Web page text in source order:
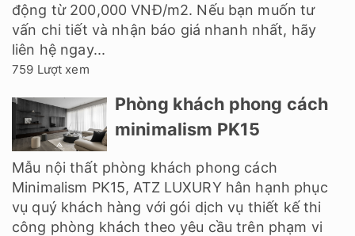
động từ 200,000 VNĐ/m2. Nếu bạn muốn tư
vấn chi tiết và nhận báo giá nhanh nhất, hãy
liên hệ ngay...
759 Lượt xem
Phòng khách phong cách
minimalism PK15
Mẫu nội thất phòng khách phong cách
Minimalism PK15, ATZ LUXURY hân hạnh phục
vụ quý khách hàng với gói dịch vụ thiết kế thi
công phòng khách theo yêu cầu trên phạm vi